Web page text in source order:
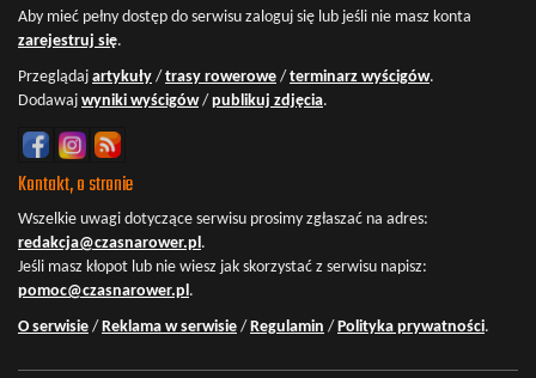
Aby mieć pełny dostęp do serwisu zaloguj się lub jeśli nie masz konta
zarejestruj się.
Przeglądaj artykuły / trasy rowerowe / terminarz wyścigów.
Dodawaj wyniki wyścigów/ publikuj zdjęcia.
Kontakt, o stronie
Wszelkie uwagi dotyczące serwisu prosimy zgłaszać na adres:
redakcja@czasnarower.pl.
Jeśli masz kłopot lub nie wiesz jak skorzystać z serwisu napisz:
pomoc@czasnarower.pl.
O serwisie / Reklama w serwisie / Regulamin / Polityka prywatności.